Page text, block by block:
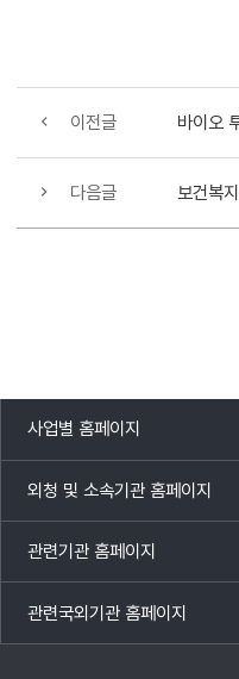
이전글
다음글
사업별 홈페이지
목록
열기
외청 및 소속기관 홈페이지
목록
열기
관련기관 홈페이지
목록
열기
관련국외기관 홈페이지
목록
열기